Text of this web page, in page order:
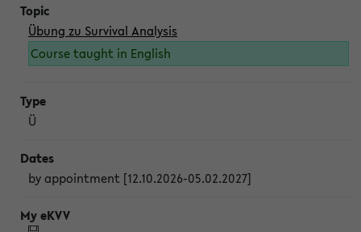
Übung zu Survival Analysis
Course taught in English
Ü
by appointment [12.10.2026-05.02.2027]